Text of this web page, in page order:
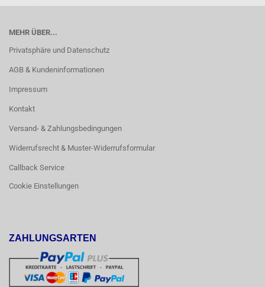
MEHR ÜBER...
Privatsphäre und Datenschutz
AGB & Kundeninformationen
Impressum
Kontakt
Versand- & Zahlungsbedingungen
Widerrufsrecht & Muster-Widerrufsformular
Callback Service
Cookie Einstellungen
ZAHLUNGSARTEN